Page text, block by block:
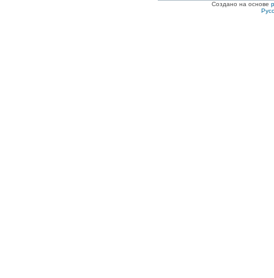
Создано на основе